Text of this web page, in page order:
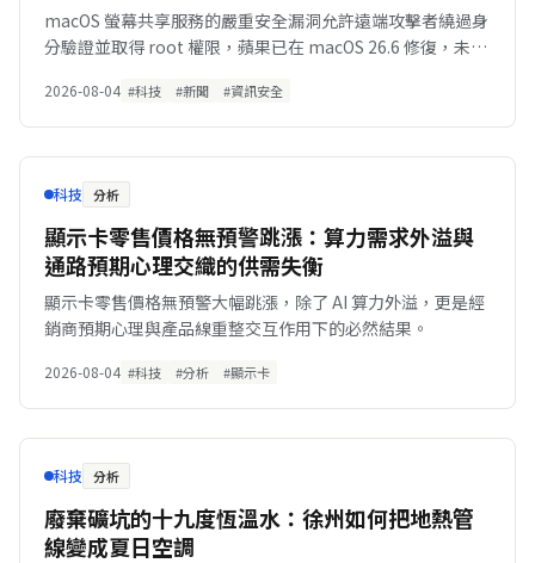
macOS 螢幕共享服務的嚴重安全漏洞允許遠端攻擊者繞過身
分驗證並取得 root 權限，蘋果已在 macOS 26.6 修復，未更
2026-08-04 #科技 #新聞 #資訊安全
科技 分析
顯示卡零售價格無預警跳漲：算力需求外溢與
通路預期心理交織的供需失衡
顯示卡零售價格無預警大幅跳漲，除了 AI 算力外溢，更是經
銷商預期心理與產品線重整交互作用下的必然結果。
2026-08-04 #科技 #分析 #顯示卡
科技 分析
廢棄礦坑的十九度恆溫水：徐州如何把地熱管
線變成夏日空調